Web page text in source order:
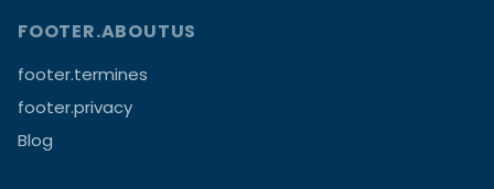
FOOTER.ABOUTUS
footer.termines
footer.privacy
Blog